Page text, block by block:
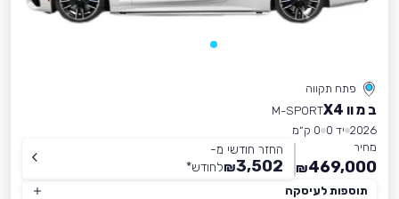
פתח תקווה
ב מ וו X4
M-SPORT
2026 יד 0
0 ק״מ
מחיר
469,000
₪
החזר חודשי מ-
3,502
₪לחודש*
תוספות לעיסקה